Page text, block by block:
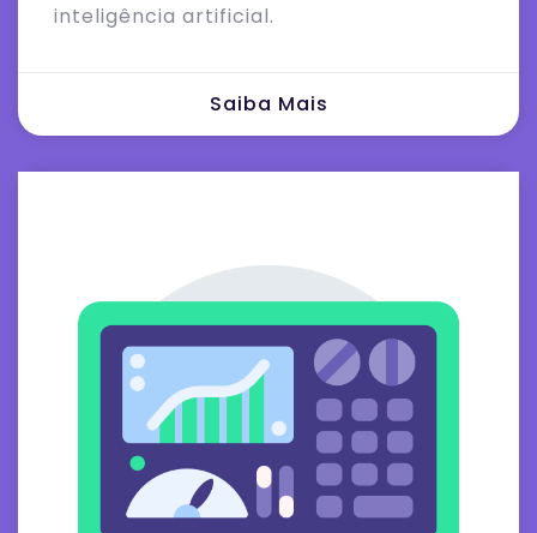
inteligência artificial.
Saiba Mais